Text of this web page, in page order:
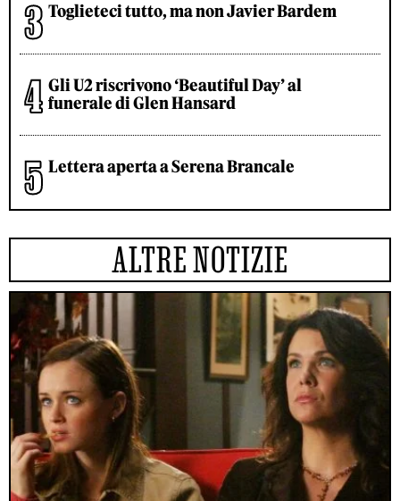
Toglieteci tutto, ma non Javier Bardem
Gli U2 riscrivono ‘Beautiful Day’ al
funerale di Glen Hansard
Lettera aperta a Serena Brancale
ALTRE NOTIZIE